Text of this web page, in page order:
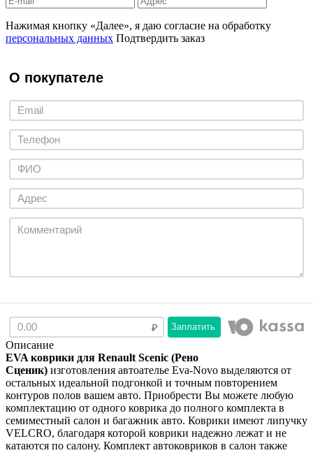
Нажимая кнопку «Далее», я даю согласие на обработку
персональных данных Подтвердить заказ
О покупателе
Заплатить
Описание
EVA коврики для Renault Scenic (Рено
Сценик) изготовления автоателье Eva-Novo выделяются от
остальных идеальной подгонкой и точным повторением
контуров полов вашем авто. Приобрести Вы можете любую
комплектацию от одного коврика до полного комплекта в
семиместный салон и багажник авто. Коврики имеют липучку
VELCRO, благодаря которой коврики надежно лежат и не
катаются по салону. Комплект автоковриков в салон также